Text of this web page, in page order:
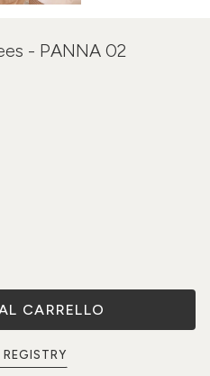
- PANNA 02
CARRELLO